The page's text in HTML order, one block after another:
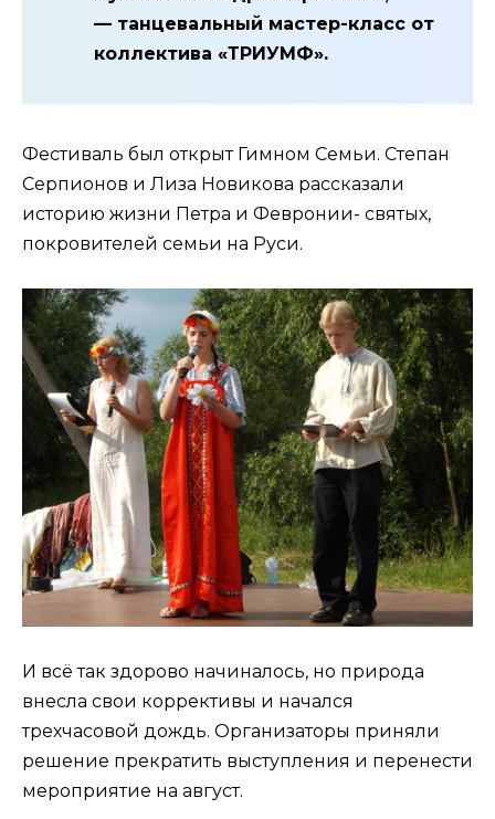
— танцевальный мастер-класс от
коллектива «ТРИУМФ».
Фестиваль был открыт Гимном Семьи. Степан
Серпионов и Лиза Новикова рассказали
историю жизни Петра и Февронии- святых,
покровителей семьи на Руси.
И всё так здорово начиналось, но природа
внесла свои коррективы и начался
трехчасовой дождь. Организаторы приняли
решение прекратить выступления и перенести
мероприятие на август.